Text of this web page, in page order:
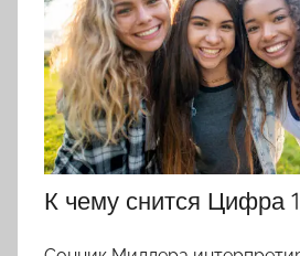
К чему снится Цифра